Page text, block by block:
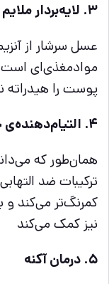
۳. لایه‌بردار ملایم
عسل سرشار از
موادمغذی‌ای
پوست را هیدراته
۴. التیام‌دهنده‌ی جای زخم
همان‌طور که
ترکیبات ضد
کمرنگ‌تر می‌کند و
نیز کمک می‌کند
۵. درمان آکنه